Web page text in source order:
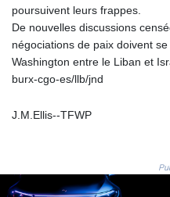
poursuivent leurs frappes.
De nouvelles discussions
négociations de paix doivent
Washington entre le Liban et
burx-cgo-es/llb/jnd
J.M.Ellis--TFWP